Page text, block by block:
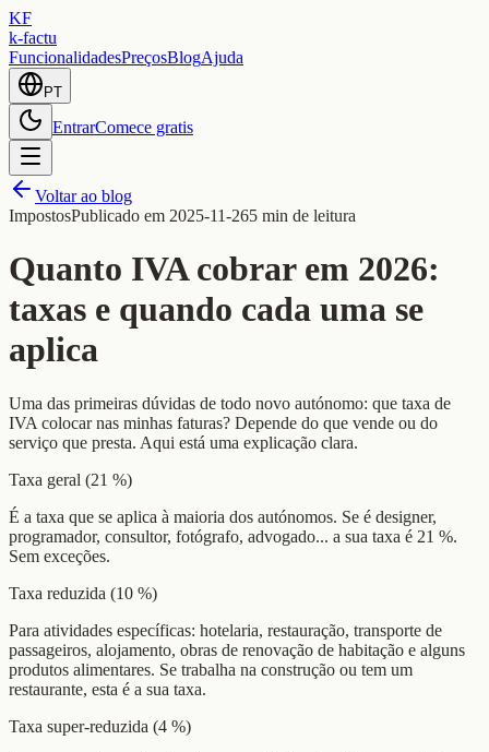
KF
k-factu
FuncionalidadesPreçosBlogAjuda
PT
EntrarComece gratis
Voltar ao blog
ImpostosPublicado em 2025-11-265 min de leitura
Quanto IVA cobrar em 2026:
taxas e quando cada uma se
aplica
Uma das primeiras dúvidas de todo novo autónomo: que taxa de
IVA colocar nas minhas faturas? Depende do que vende ou do
serviço que presta. Aqui está uma explicação clara.
Taxa geral (21 %)
É a taxa que se aplica à maioria dos autónomos. Se é designer,
programador, consultor, fotógrafo, advogado... a sua taxa é 21 %.
Sem exceções.
Taxa reduzida (10 %)
Para atividades específicas: hotelaria, restauração, transporte de
passageiros, alojamento, obras de renovação de habitação e alguns
produtos alimentares. Se trabalha na construção ou tem um
restaurante, esta é a sua taxa.
Taxa super-reduzida (4 %)